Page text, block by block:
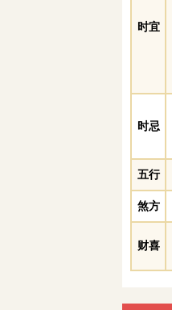
时宜
时忌
五行
煞方
财喜